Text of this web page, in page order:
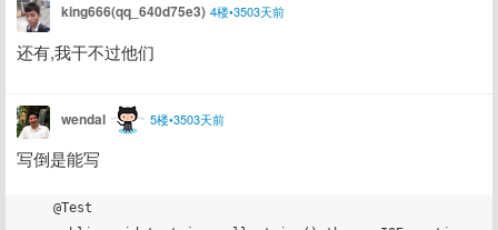
king666(qq_640d75e3) 4楼•3503天前
还有,我干不过他们
wendal 5楼•3503天前
写倒是能写